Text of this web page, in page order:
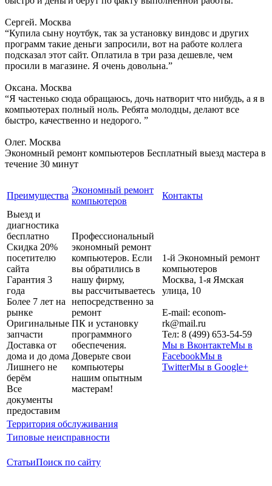
Сергей. Москва
“Купила сыну ноутбук, так за установку виндовс и других
программ такие деньги запросили, вот на работе коллега
подсказал этот сайт. Оплатила в три раза дешевле, чем
просили в магазине. Я очень довольна.”
Оксана. Москва
“Я частенько сюда обращаюсь, дочь натворит что нибудь, а я в
компьютерах полный ноль. Ребята молодцы, делают все
быстро, качественно и недорого. ”
Олег. Москва
Экономный ремонт компьютеров Бесплатный выезд мастера в
течение 30 минут
Преимущества
Экономный ремонт
компьютеров
Контакты
Выезд и
диагностика
бесплатно
Скидка 20%
посетителю
сайта
Гарантия 3
года
Более 7 лет на
рынке
Оригинальные
запчасти
Доставка от
дома и до дома
Лишнего не
берём
Все
документы
предоставим
Профессиональный
экономный ремонт
компьютеров. Если
вы обратились в
нашу фирму,
вы рассчитываетесь
непосредственно за
ремонт
ПК и установку
программного
обеспечения.
Доверьте свои
компьютеры
нашим опытным
мастерам!
1-й Экономный ремонт
компьютеров
Москва, 1-я Ямская
улица, 10
E-mail: econom-
rk@mail.ru
Тел: 8 (499) 653-54-59
Мы в ВконтактеМы в
FacebookМы в
TwitterМы в Google+
Территория обслуживания
Типовые неисправности
СтатьиПоиск по сайту